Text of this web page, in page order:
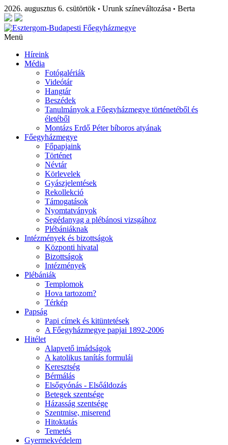
2026. augusztus 6. csütörtök • Urunk színeváltozása • Berta
Menü
Híreink
Média
Fotógalériák
Videótár
Hangtár
Beszédek
Tanulmányok a Főegyházmegye történetéből és
életéből
Montázs Erdő Péter bíboros atyának
Főegyházmegye
Főpapjaink
Történet
Névtár
Körlevelek
Gyászjelentések
Rekollekció
Támogatások
Nyomtatványok
Segédanyag a plébánosi vizsgához
Plébániáknak
Intézmények és bizottságok
Központi hivatal
Bizottságok
Intézmények
Plébániák
Templomok
Hova tartozom?
Térkép
Papság
Papi címek és kitüntetések
A Főegyházmegye papjai 1892-2006
Hitélet
Alapvető imádságok
A katolikus tanítás formulái
Keresztség
Bérmálás
Elsőgyónás - Elsőáldozás
Betegek szentsége
Házasság szentsége
Szentmise, miserend
Hitoktatás
Temetés
Gyermekvédelem